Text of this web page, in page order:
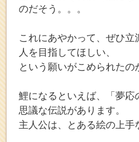
のだそう。。。
これにあやかって、ぜひ
人を目指してほしい、
という願いがこめられたの
鯉になるといえば、「夢応
思議な伝説があります。
主人公は、とある絵の上手